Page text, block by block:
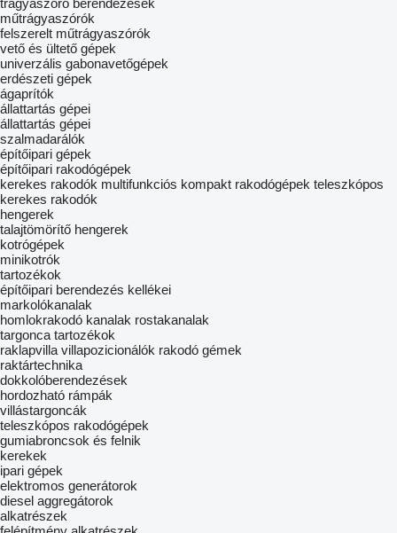
trágyaszóró berendezések
műtrágyaszórók
felszerelt műtrágyaszórók
vető és ültető gépek
univerzális gabonavetőgépek
erdészeti gépek
ágaprítók
állattartás gépei
állattartás gépei
szalmadarálók
építőipari gépek
építőipari rakodógépek
kerekes rakodók multifunkciós kompakt rakodógépek teleszkópos
kerekes rakodók
hengerek
talajtömörítő hengerek
kotrógépek
minikotrók
tartozékok
építőipari berendezés kellékei
markolókanalak
homlokrakodó kanalak rostakanalak
targonca tartozékok
raklapvilla villapozicionálók rakodó gémek
raktártechnika
dokkolóberendezések
hordozható rámpák
villástargoncák
teleszkópos rakodógépek
gumiabroncsok és felnik
kerekek
ipari gépek
elektromos generátorok
diesel aggregátorok
alkatrészek